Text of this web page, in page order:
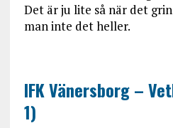
Det är ju lite så när det
man inte det heller.
IFK Vänersborg –
1)